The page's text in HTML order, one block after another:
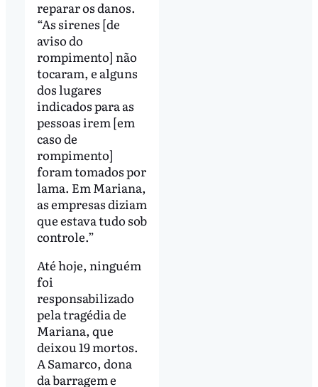
reparar os danos.
“As sirenes [de
aviso do
rompimento] não
tocaram, e alguns
dos lugares
indicados para as
pessoas irem [em
caso de
rompimento]
foram tomados por
lama. Em Mariana,
as empresas diziam
que estava tudo sob
controle.”
Até hoje, ninguém
foi
responsabilizado
pela tragédia de
Mariana, que
deixou 19 mortos.
A Samarco, dona
da barragem e